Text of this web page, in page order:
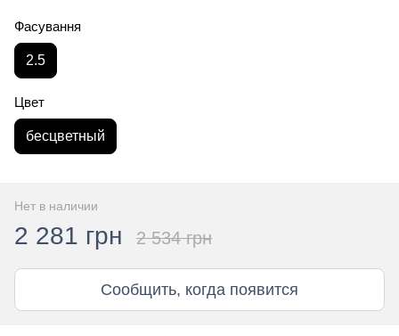
Фасування
2.5
Цвет
бесцветный
Нет в наличии
2 281 грн 2 534 грн
Сообщить, когда появится